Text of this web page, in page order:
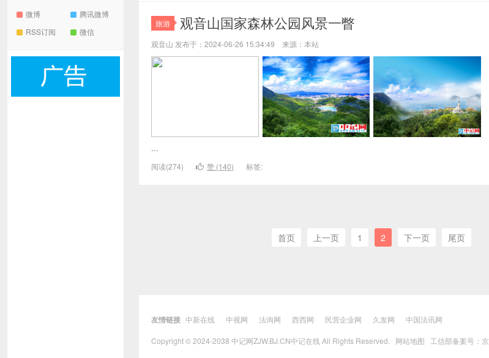
微博
腾讯微博
RSS订阅
微信
旅游 观音山国家森林公园风景一瞥
观音山 发布于：2024-06-26 15:34:49 来源：本站
...
阅读(274) 赞 (140) 标签:
首页 上一页 1 2 下一页 尾页
友情链接 中新在线 中视网 法询网 西西网 民营企业网 久发网 中国法讯网
Copyright © 2024-2038 中记网ZJW.BJ.CN中记在线 All Rights Reserved. 网站地图 工信部备案号：